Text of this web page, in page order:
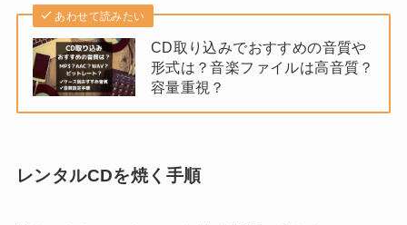
あわせて読みたい
CD取り込みでおすすめの音質や
形式は？音楽ファイルは高音質？
容量重視？
レンタルCDを焼く手順